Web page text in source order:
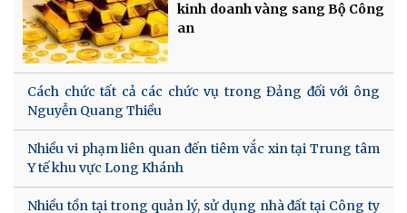
kinh doanh vàng sang Bộ Công
an
Cách chức tất cả các chức vụ trong Đảng đối với ông
Nguyễn Quang Thiều
Nhiều vi phạm liên quan đến tiêm vắc xin tại Trung tâm
Y tế khu vực Long Khánh
Nhiều tồn tại trong quản lý, sử dụng nhà đất tại Công ty